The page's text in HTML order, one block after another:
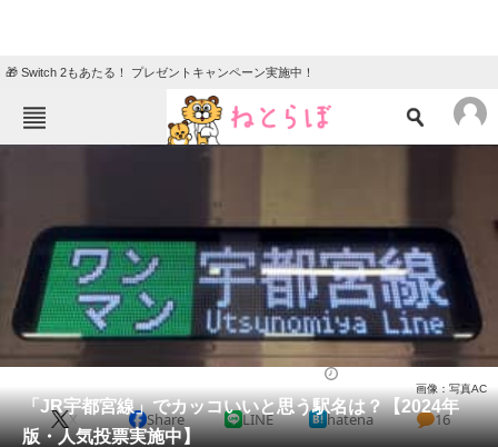
🎁 Switch 2もあたる！ プレゼントキャンペーン実施中！
エンタメ クイズ
グルメ 地域
住まい 教育・育児
動物 リサーチ
会員記事
「JR宇都宮線」でカッコいいと思う駅名は？【2024年
版・人気投票実施中】
画像：写真AC
X Share LINE hatena 16